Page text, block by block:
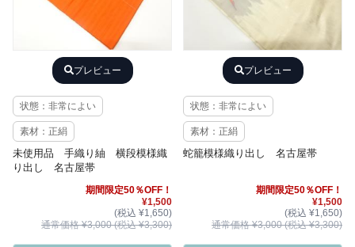
プレビュー
状態：非常によい
素材：正絹
未使用品 手織り紬 横段模様織
り出し 名古屋帯
期間限定50％OFF！
¥1,500
(税込 ¥1,650)
通常価格 ¥3,000 (税込 ¥3,300)
プレビュー
状態：非常によい
素材：正絹
蛇籠模様織り出し 名古屋帯
期間限定50％OFF！
¥1,500
(税込 ¥1,650)
通常価格 ¥3,000 (税込 ¥3,300)